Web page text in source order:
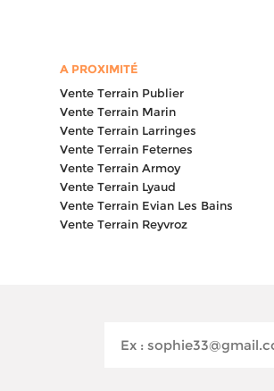
A PROXIMITÉ
Vente Terrain Publier
Vente Terrain Marin
Vente Terrain Larringes
Vente Terrain Feternes
Vente Terrain Armoy
Vente Terrain Lyaud
Vente Terrain Evian Les Bains
Vente Terrain Reyvroz